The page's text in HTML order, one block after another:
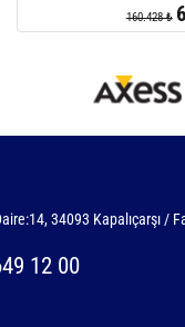
160.428 ₺
34093 Kapalıçarşı /
12 00